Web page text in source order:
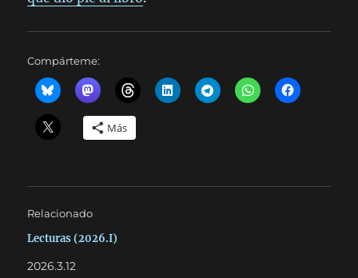
Compárteme:
Más
Relacionado
Lecturas (2026.I)
2026.3.12